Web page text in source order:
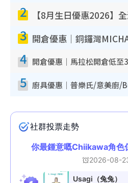
2
3
4
5